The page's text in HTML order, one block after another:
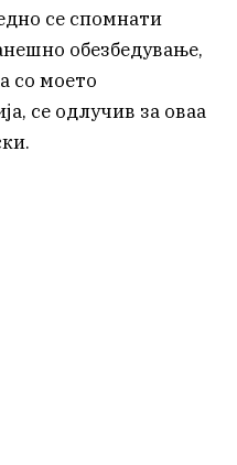
се спомнати
обезбедување,
со моето
се одлучив за оваа